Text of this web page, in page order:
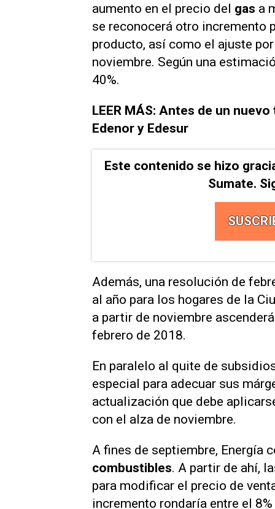
aumento en el precio del gas a
se reconocerá otro incremento
producto, así como el ajuste
noviembre. Según una
40%.
LEER MÁS: Antes de un
Edenor y Edesur
Este contenido se hizo
Sumate.
Además, una resolución de
al año para los hogares de la
a partir de noviembre
febrero de 2018.
En paralelo al quite de
especial para adecuar sus
actualización que debe
con el alza de noviembre.
A fines de septiembre, Energía
combustibles. A partir de ahí,
para modificar el precio de
incremento rondaría entre el 8%